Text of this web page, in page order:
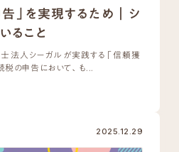
」を実現するため｜シ
ること
法人シーガルが実践する「信頼獲
の申告において、も...
2025.12.29